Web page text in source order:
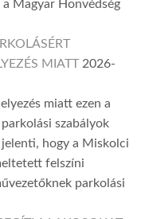
Magyar Honvédség
MIATT 2026-
miatt ezen a
szabályok
jelenti, hogy a Miskolci
felszíni
parkolási